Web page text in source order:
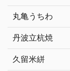
丸亀うちわ
丹波立杭焼
久留米絣